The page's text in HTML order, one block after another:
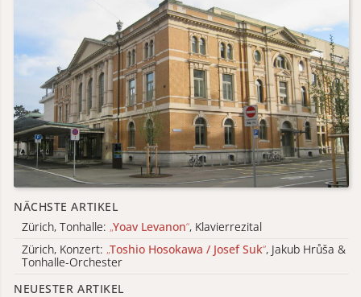
NÄCHSTE ARTIKEL
Zürich, Tonhalle: „Yoav Levanon“, Klavierrezital
Zürich, Konzert: „Toshio Hosokawa / Josef Suk“, Jakub Hrůša &
Tonhalle-Orchester
NEUESTER ARTIKEL